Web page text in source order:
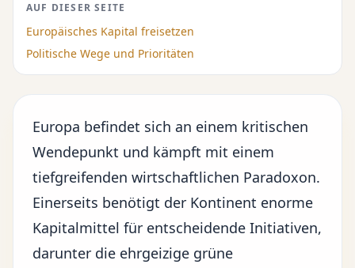
AUF DIESER SEITE
Europäisches Kapital freisetzen
Politische Wege und Prioritäten
Europa befindet sich an einem kritischen
Wendepunkt und kämpft mit einem
tiefgreifenden wirtschaftlichen Paradoxon.
Einerseits benötigt der Kontinent enorme
Kapitalmittel für entscheidende Initiativen,
darunter die ehrgeizige grüne